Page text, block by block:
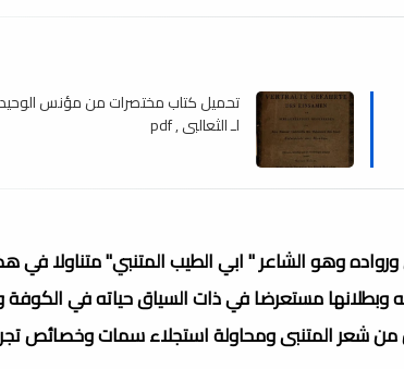
تحميل كتاب مختصرات من مؤنس
لـ الثعالبي , pdf
وهو الشاعر " ابي الطيب المتنبي" متناولا في
وبطلانها مستعرضا في ذات السياق حياته في الكوفة
شعر المتنبى ومحاولة استجلاء سمات وخصائص